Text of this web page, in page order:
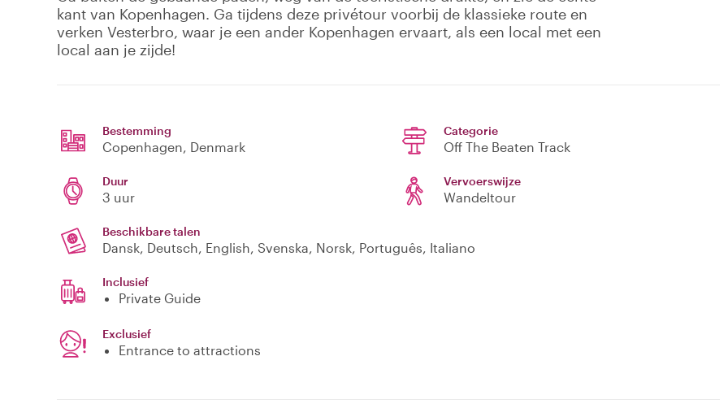
kant van Kopenhagen. Ga tijdens deze privétour voorbij de klassieke route en
verken Vesterbro, waar je een ander Kopenhagen ervaart, als een local met een
local aan je zijde!
Bestemming
Copenhagen, Denmark
Categorie
Off The Beaten Track
Duur
3 uur
Vervoerswijze
Wandeltour
Beschikbare talen
Dansk, Deutsch, English, Svenska, Norsk, Português, Italiano
Inclusief
Private Guide
Exclusief
Entrance to attractions